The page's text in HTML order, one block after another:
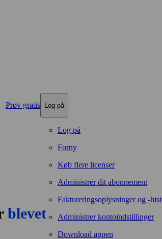
Prøv gratis Log på
Log på
Forny
Køb flere licenser
Administrer dit abonnement
Faktureringsoplysninger og -
Administrer kontoindstillinger
Download appen
blevet